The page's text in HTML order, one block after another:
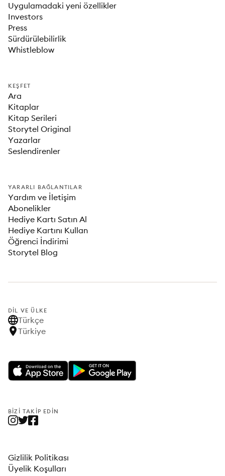
Uygulamadaki yeni özellikler
Investors
Press
Sürdürülebilirlik
Whistleblow
KEŞFET
Ara
Kitaplar
Kitap Serileri
Storytel Original
Yazarlar
Seslendirenler
YARARLI BAĞLANTILAR
Yardım ve İletişim
Abonelikler
Hediye Kartı Satın Al
Hediye Kartını Kullan
Öğrenci İndirimi
Storytel Blog
DIL VE ÜLKE
Türkçe
Türkiye
BIZI TAKIP EDIN
Gizlilik Politikası
Üyelik Koşulları